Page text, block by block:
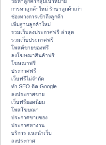
การหาลูกค้าใหม่ รักษาลูกค้าเก่า
ช่องทางการเข้าถึงลูกค้า
เพิ่มฐานลูกค้าใหม่
รวมเว็บลงประกาศฟรี ล่าสุด
รวมเว็บประกาศฟรี
โพสต์ขายของฟรี
ลงโฆษณาสินค้าฟรี
โฆษณาฟรี
ประกาศฟรี
เว็บฟรีไม่จำกัด
ทำ SEO ติด Google
ลงประกาศขาย
เว็บฟรียอดนิยม
โพสโฆษณา
ประกาศขายของ
ประกาศหางาน
บริการ แนะนำเว็บ
ลงประกาศ